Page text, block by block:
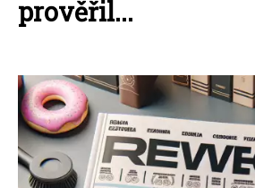
prověřil...